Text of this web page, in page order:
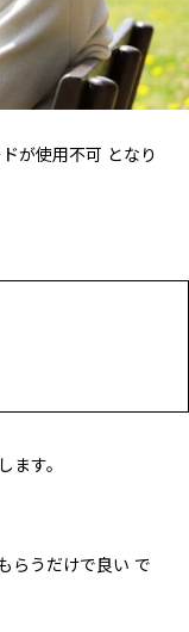
が使用不可 となり
ます。
らうだけで良い で